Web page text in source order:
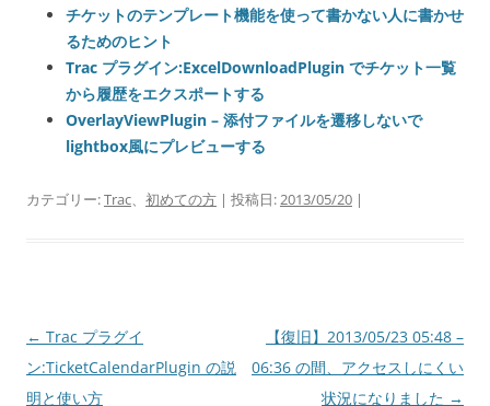
チケットのテンプレート機能を使って書かない人に書かせ
るためのヒント
Trac プラグイン:ExcelDownloadPlugin でチケット一覧
から履歴をエクスポートする
OverlayViewPlugin – 添付ファイルを遷移しないで
lightbox風にプレビューする
カテゴリー:Trac、 初めての方 | 投稿日:2013/05/20 |
投
稿
ナ
← Trac プラグイ
ン:TicketCalendarPlugin の説
明と使い方
【復旧】2013/05/23 05:48 –
06:36 の間、アクセスしにくい
状況になりました →